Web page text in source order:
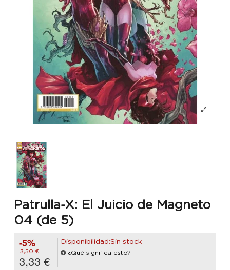
Patrulla-X: El Juicio de Magneto
04 (de 5)
-5%
3,50 €
3,33 €
Disponibilidad:Sin stock
¿Qué significa esto?